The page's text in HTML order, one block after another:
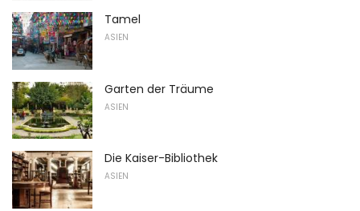
Tamel
ASIEN
Garten der Träume
ASIEN
Die Kaiser-Bibliothek
ASIEN